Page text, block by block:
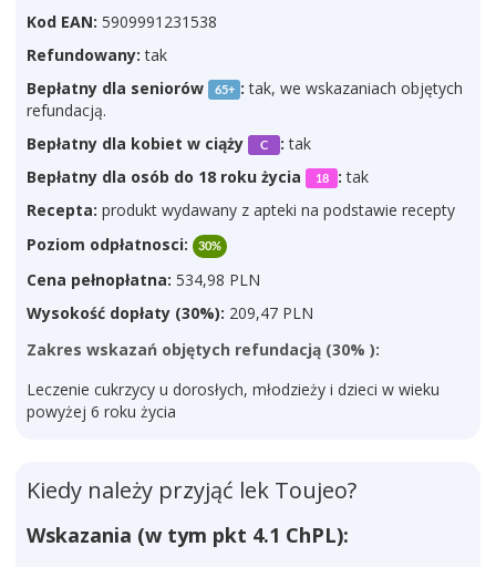
Kod EAN: 5909991231538
Refundowany: tak
Bepłatny dla seniorów
65+ : tak, we wskazaniach objętych
refundacją.
Bepłatny dla kobiet w ciąży
C : tak
Bepłatny dla osób do 18 roku życia
18 : tak
Recepta: produkt wydawany z apteki na podstawie recepty
Poziom odpłatnosci:
30%
Cena pełnopłatna: 534,98 PLN
Wysokość dopłaty (30%): 209,47 PLN
Zakres wskazań objętych refundacją (30% ):
Leczenie cukrzycy u dorosłych, młodzieży i dzieci w wieku
powyżej 6 roku życia
Kiedy należy przyjąć lek Toujeo?
Wskazania (w tym pkt 4.1 ChPL):